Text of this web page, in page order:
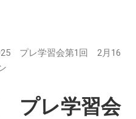
プレ学習会第1回 2月16
プレ学習会